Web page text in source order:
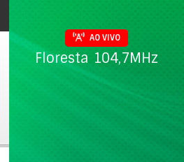
AO VIVO
Floresta 104,7MHz